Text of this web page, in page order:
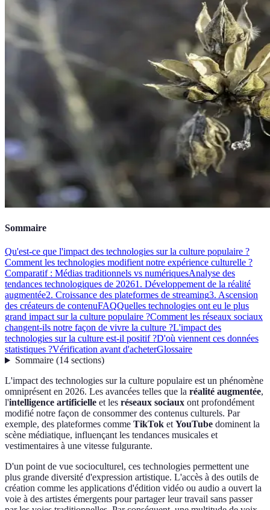
Sommaire
Qu'est-ce que l'impact des technologies sur la culture populaire ?
Comment les technologies modifient notre expérience culturelle ?
Comparatif : Médias traditionnels vs numériquesAnalyse des
tendances technologiques de 20261. Développement de la réalité
augmentée2. Croissance des plateformes de streaming3. Ascension
des créateurs de contenuFAQQuelles technologies ont eu le plus
grand impact sur la culture populaire ?Comment les réseaux sociaux
changent-ils notre façon de vivre la culture ?L'impact des
technologies sur la culture est-il positif ?D'où viennent ces données
statistiques ?Vérification avant d'acheterGlossaire
Sommaire(14 sections)
L'impact des technologies sur la culture populaire est un phénomène
omniprésent en 2026. Les avancées telles que la réalité augmentée,
l'intelligence artificielle et les réseaux sociaux ont profondément
modifié notre façon de consommer des contenus culturels. Par
exemple, des plateformes comme TikTok etYouTube dominent la
scène médiatique, influençant les tendances musicales et
vestimentaires à une vitesse fulgurante.
D'un point de vue socioculturel, ces technologies permettent une
plus grande diversité d'expression artistique. L'accès à des outils de
création comme les applications d'édition vidéo ou audio a ouvert la
voie à des artistes émergents pour partager leur travail sans passer